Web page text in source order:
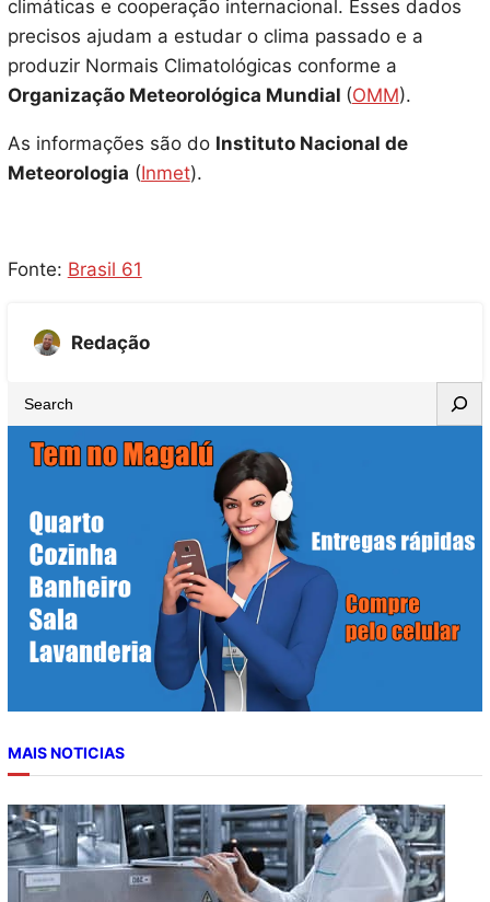
climáticas e cooperação internacional. Esses dados
precisos ajudam a estudar o clima passado e a
produzir Normais Climatológicas conforme a
Organização Meteorológica Mundial (OMM).
As informações são do Instituto Nacional de
Meteorologia (Inmet).
Fonte: Brasil 61
Redação
e
MAIS NOTICIAS